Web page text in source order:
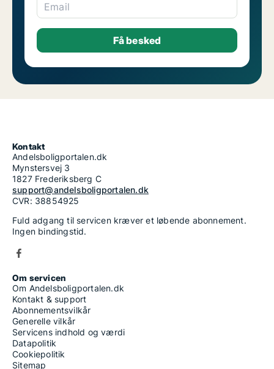
Email
Kontakt
Andelsboligportalen.dk
Mynstersvej 3
1827 Frederiksberg C
support@andelsboligportalen.dk
CVR: 38854925
Fuld adgang til servicen kræver et løbende abonnement.
Ingen bindingstid.
Om servicen
Om Andelsboligportalen.dk
Kontakt & support
Abonnementsvilkår
Generelle vilkår
Servicens indhold og værdi
Datapolitik
Cookiepolitik
Sitemap